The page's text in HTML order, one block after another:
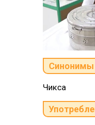
Синонимы
Чикса